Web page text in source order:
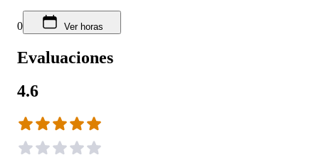
0 Ver horas
Evaluaciones
4.6